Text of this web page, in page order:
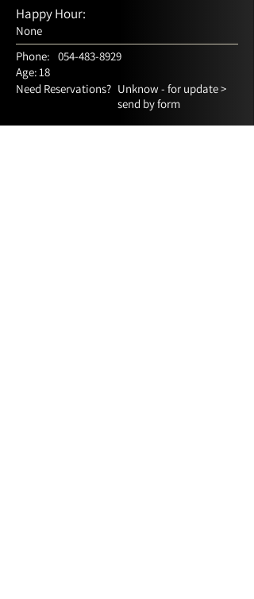
Happy Hour:
None
Phone: 054-483-8929
Age:18
Unknow - for update >
send by form
Need Reservations?